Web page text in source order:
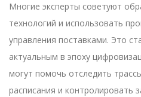
Многие эксперты советуют
технологий и использовать
управления поставками. Это
актуальным в эпоху
могут помочь отследить
расписания и контролировать